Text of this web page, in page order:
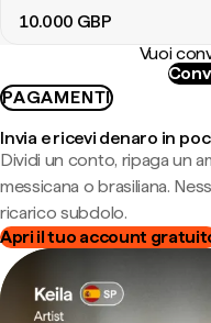
10.000 GBP
Vuoi
PAGAMENTI
Invia e ricevi denaro in
Dividi un conto, ripaga un
messicana o brasiliana.
ricarico subdolo.
Apri il tuo account